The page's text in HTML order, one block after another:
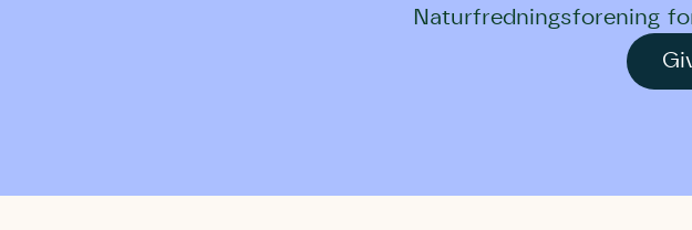
Naturfredningsforening